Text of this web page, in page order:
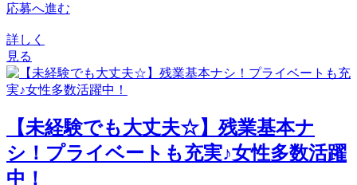
応募へ進む
詳しく
見る
【未経験でも大丈夫☆】残業基本ナ
シ！プライベートも充実♪女性多数活躍
中！